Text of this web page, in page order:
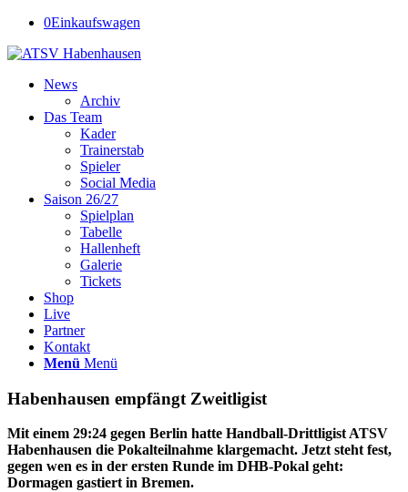
0Einkaufswagen
News
Archiv
Das Team
Kader
Trainerstab
Spieler
Social Media
Saison 26/27
Spielplan
Tabelle
Hallenheft
Galerie
Tickets
Shop
Live
Partner
Kontakt
Menü Menü
Habenhausen empfängt Zweitligist
Mit einem 29:24 gegen Berlin hatte Handball-Drittligist ATSV
Habenhausen die Pokalteilnahme klargemacht. Jetzt steht fest,
gegen wen es in der ersten Runde im DHB-Pokal geht:
Dormagen gastiert in Bremen.